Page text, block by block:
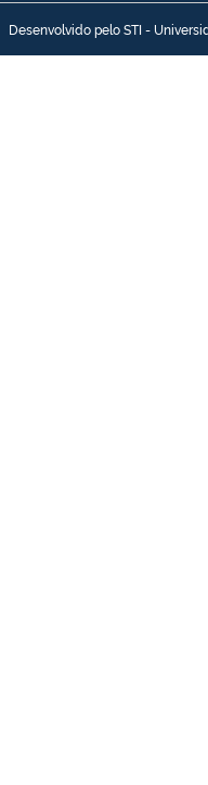
Desenvolvido pelo STI -